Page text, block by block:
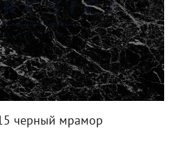
черный мрамор